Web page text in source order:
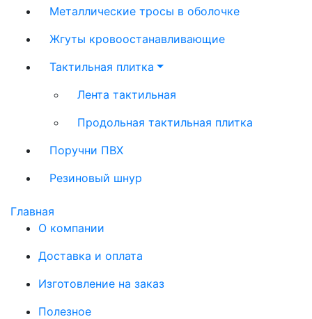
Металлические тросы в оболочке
Жгуты кровоостанавливающие
Тактильная плитка
Лента тактильная
Продольная тактильная плитка
Поручни ПВХ
Резиновый шнур
Главная
О компании
Доставка и оплата
Изготовление на заказ
Полезное